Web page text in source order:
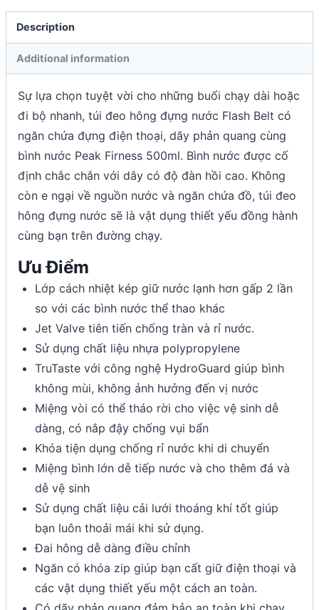
Description
Additional information
Sự lựa chọn tuyệt vời cho những buổi chạy dài hoặc
đi bộ nhanh, túi đeo hông đựng nước Flash Belt có
ngăn chứa đựng điện thoại, dãy phản quang cùng
bình nước Peak Firness 500ml. Bình nước được cố
định chắc chắn với dây có độ đàn hồi cao. Không
còn e ngại về nguồn nước và ngăn chứa đồ, túi đeo
hông đựng nước sẽ là vật dụng thiết yếu đồng hành
cùng bạn trên đường chạy.
Ưu Điểm
Lớp cách nhiệt kép giữ nước lạnh hơn gấp 2 lần
so với các bình nước thể thao khác
Jet Valve tiên tiến chống tràn và rỉ nước.
Sử dụng chất liệu nhựa polypropylene
TruTaste với công nghệ HydroGuard giúp bình
không mùi, không ảnh hưởng đến vị nước
Miệng vòi có thể tháo rời cho việc vệ sinh dễ
dàng, có nắp đậy chống vụi bẩn
Khóa tiện dụng chống rỉ nước khi di chuyển
Miệng bình lớn dễ tiếp nước và cho thêm đá và
dễ vệ sinh
Sử dụng chất liệu cải lưới thoáng khí tốt giúp
bạn luôn thoải mái khi sử dụng.
Đai hông dễ dàng điều chỉnh
Ngăn có khóa zip giúp bạn cất giữ điện thoại và
các vật dụng thiết yếu một cách an toàn.